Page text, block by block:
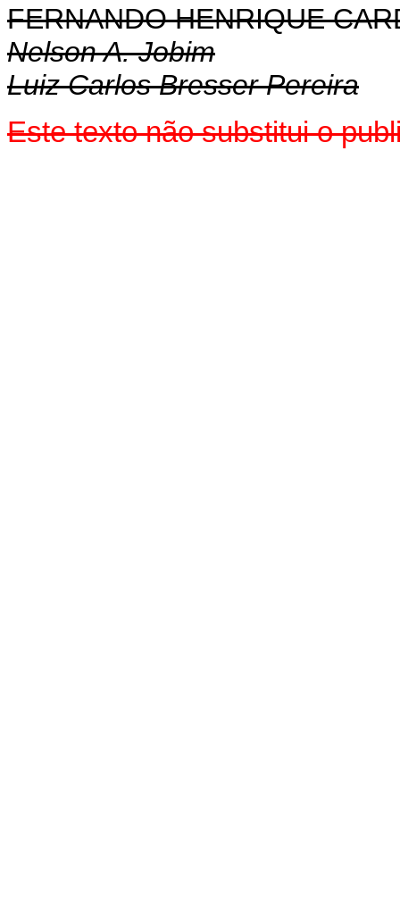
FERNANDO HENRIQUE
Nelson A. Jobim
Luiz Carlos Bresser Pereira
Este texto não substitui o